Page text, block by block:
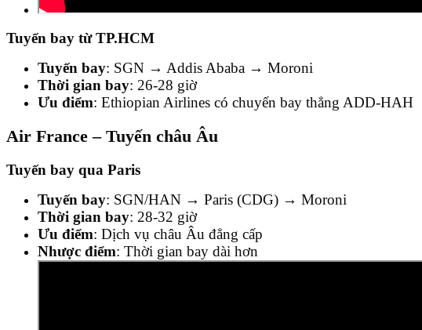
Tuyến bay từ TP.HCM
Tuyến bay: SGN → Addis Ababa → Moroni
Thời gian bay: 26-28 giờ
Ưu điểm: Ethiopian Airlines có chuyến bay thẳng ADD-HAH
Air France – Tuyến châu Âu
Tuyến bay qua Paris
Tuyến bay: SGN/HAN → Paris (CDG) → Moroni
Thời gian bay: 28-32 giờ
Ưu điểm: Dịch vụ châu Âu đẳng cấp
Nhược điểm: Thời gian bay dài hơn